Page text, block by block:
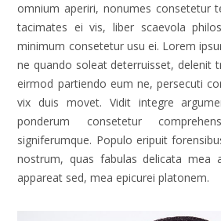
omnium aperiri, nonumes consetetur
tacimates ei vis, liber scaevola
minimum consetetur usu ei. Lorem
ne quando soleat deterruisset, delenit
eirmod partiendo eum ne, persecuti
vix duis movet. Vidit integre
ponderum consetetur
signiferumque. Populo eripuit
nostrum, quas fabulas delicata mea
appareat sed, mea epicurei platonem.